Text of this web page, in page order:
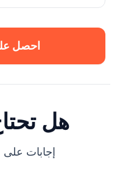
احصل
هل
إجابات على